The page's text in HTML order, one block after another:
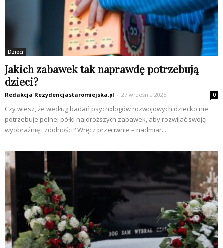
Dzieci
Jakich zabawek tak naprawdę potrzebują
dzieci?
Redakcja Rezydencjastaromiejska.pl - 27 września 2025 0
Czy wiesz, że według badań psychologów rozwojowych dziecko nie
potrzebuje pełnej półki najdroższych zabawek, aby rozwijać swoją
wyobraźnię i zdolności? Wręcz przeciwnie – nadmiar...